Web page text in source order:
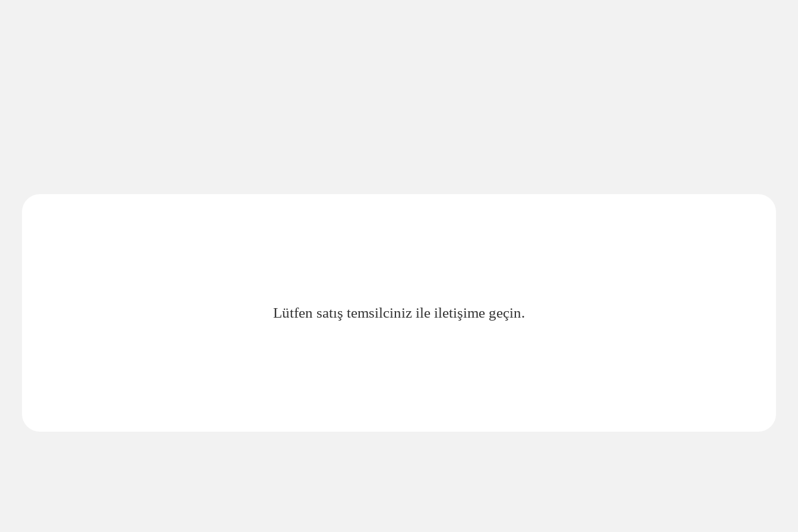
Lütfen satış temsilciniz ile iletişime geçin.